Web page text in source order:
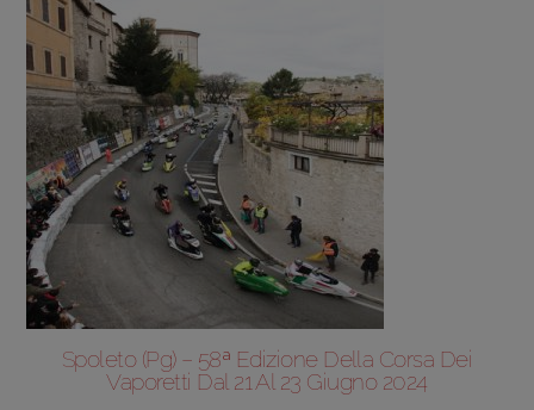
Spoleto (Pg) – 58ª Edizione Della Corsa Dei
Vaporetti Dal 21 Al 23 Giugno 2024